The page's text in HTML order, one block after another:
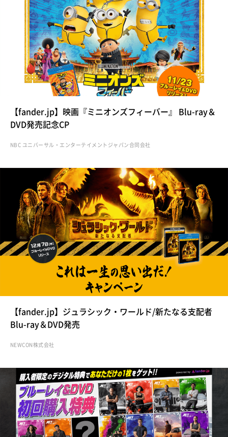
【fander.jp】映画『ミニオンズフィーバー』 Blu-ray＆
DVD発売記念CP
NBC ユニバーサル・エンターテイメントジャパン合同会社
【fander.jp】ジュラシック・ワールド/新たなる支配者
Blu-ray＆DVD発売
NEWCON株式会社